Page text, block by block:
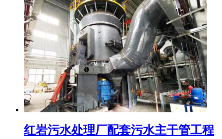
红岩污水处理厂配套污水主干管工程